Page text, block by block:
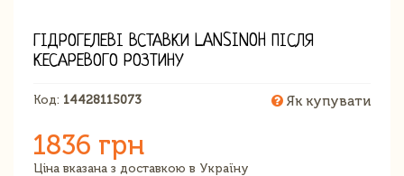
ГІДРОГЕЛЕВІ ВСТАВКИ LANSINOH ПІСЛЯ
КЕСАРЕВОГО РОЗТИНУ
Код: 14428115073 Як купувати
1836 грн
Ціна вказана з доставкою в Україну